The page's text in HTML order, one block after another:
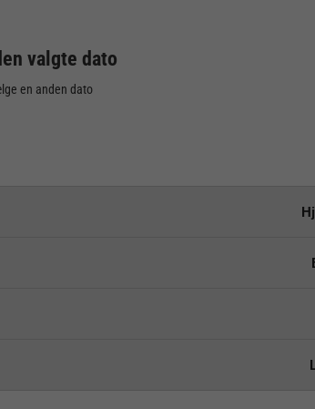
valgte dato
en anden dato